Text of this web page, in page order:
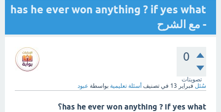
has he ever won anything ? if yes what
- مع الشرح
0
تصويتات
سُئل فبراير 13 في تصنيف أسئلة تعليمية بواسطة عبود
has he ever won anything ? if yes what؟